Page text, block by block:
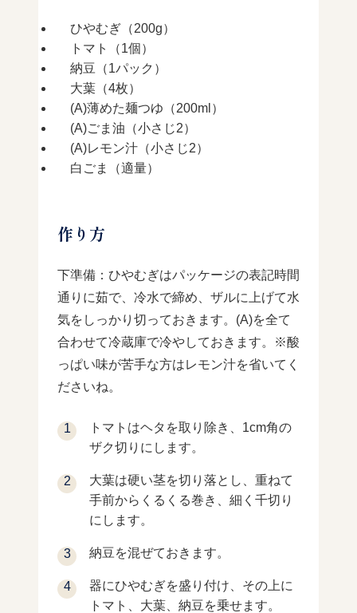
ひやむぎ（200g）
トマト（1個）
納豆（1パック）
大葉（4枚）
(A)薄めた麺つゆ（200ml）
(A)ごま油（小さじ2）
(A)レモン汁（小さじ2）
白ごま（適量）
作り方
下準備：ひやむぎはパッケージの表記時間
通りに茹で、冷水で締め、ザルに上げて水
気をしっかり切っておきます。(A)を全て
合わせて冷蔵庫で冷やしておきます。※酸
っぱい味が苦手な方はレモン汁を省いてく
ださいね。
トマトはヘタを取り除き、1cm角の
ザク切りにします。
大葉は硬い茎を切り落とし、重ねて
手前からくるくる巻き、細く千切り
にします。
納豆を混ぜておきます。
器にひやむぎを盛り付け、その上に
トマト、大葉、納豆を乗せます。